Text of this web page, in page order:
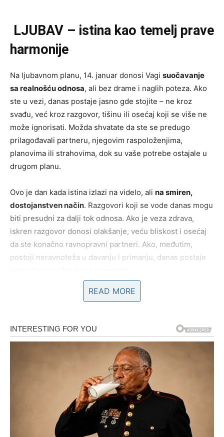
LJUBAV – istina kao temelj prave
harmonije
Na ljubavnom planu, 14. januar donosi Vagi suočavanje
sa realnošću odnosa, ali bez drame i naglih poteza. Ako
ste u vezi, danas postaje jasno gde stojite – ne kroz
svađu, već kroz razgovor, tišinu ili osećaj koji se više ne
može ignorisati. Možda shvatate da ste se predugo
prilagođavali partneru, njegovim raspoloženjima,
planovima ili strahovima, dok su vaše potrebe ostajale u
drugom planu.
Ovo je dan kada istina izlazi na videlo, ali na smiren,
dostojanstven način. Razgovori koji se vode danas mogu
biti presudni za dalji tok odnosa. Ako je veza zdrava,
iskren razgovor donosi olakšanje, veću bliskost i osećaj
da ste konačno ravnopravni partneri. Ako, međutim,
postoji neravnoteža u davanju i primanju, danas postaje
Vaga danas uči važnu lekciju: ljubav ne znači stalno
razumevanje i prostor za oba partnera. Ako se osećate
nevidljivo ili neshvaćeno, danas dobijate hrabrost da to
priznate – sebi, a možda i drugoj strani.
Slobodne Vage danas prolaze krozunutrašnje
razjašnjenje emocija. Možda shvatate da ste dugo vagali
između prošlosti i budućnosti, između osobe koja vam je
poznata i sigurnosti nepoznatog. Moguće je da se javi
osoba iz prošlosti ili da neko iz vašeg okruženja pokaže
READ MORE